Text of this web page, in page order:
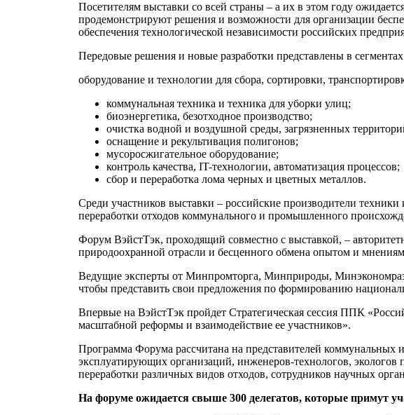
Посетителям выставки со всей страны – а их в этом году
продемонстрируют решения и возможности для организации
обеспечения технологической независимости российских
Передовые решения и новые разработки представлены в
оборудование и технологии для сбора, сортировки,
коммунальная техника и техника для уборки улиц;
биоэнергетика, безотходное производство;
очистка водной и воздушной среды, загрязненных
оснащение и рекультивация полигонов;
мусоросжигательное оборудование;
контроль качества, IT-технологии, автоматизация процессов;
сбор и переработка лома черных и цветных металлов.
Среди участников выставки – российские производители
переработки отходов коммунального и промышленного
Форум ВэйстТэк, проходящий совместно с выставкой, –
природоохранной отрасли и бесценного обмена опытом и
Ведущие эксперты от Минпромторга, Минприроды,
чтобы представить свои предложения по формированию
Впервые на ВэйстТэк пройдет Стратегическая сессия ППК
масштабной реформы и взаимодействие ее участников».
Программа Форума рассчитана на представителей
эксплуатирующих организаций, инженеров-технологов,
переработки различных видов отходов, сотрудников научных
На форуме ожидается свыше 300 делегатов, которые примут